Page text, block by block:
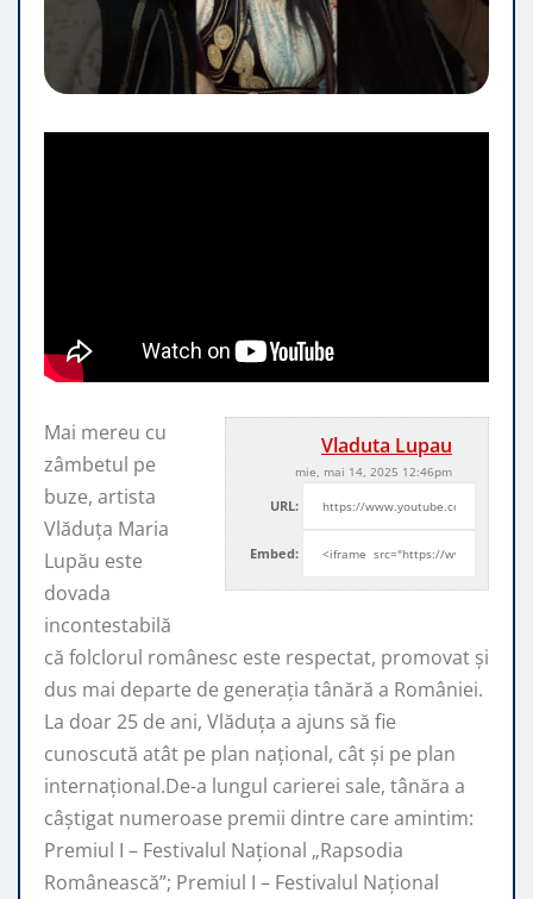
Vladuta Lupau
mie, mai 14, 2025 12:46pm
URL:
Embed:
Mai mereu cu
zâmbetul pe
buze, artista
Vlăduța Maria
Lupău este
dovada
incontestabilă
că folclorul românesc este respectat, promovat şi
dus mai departe de generaţia tânără a României.
La doar 25 de ani, Vlăduța a ajuns să fie
cunoscută atât pe plan naţional, cât şi pe plan
internaţional.De-a lungul carierei sale, tânăra a
câştigat numeroase premii dintre care amintim:
Premiul I – Festivalul Național „Rapsodia
Românească”; Premiul I – Festivalul Național